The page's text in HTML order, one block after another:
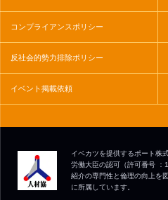
コンプライアンスポリシー
反社会的勢力排除ポリシー
イベント掲載依頼